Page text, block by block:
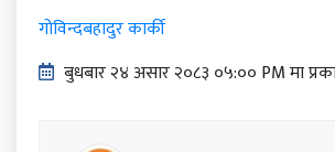
गोविन्दबहादुर कार्की
बुधबार २४ असार २०८३ ०५:०० PM मा